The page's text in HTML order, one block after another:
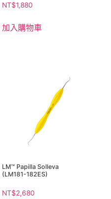
NT$1,880
加入購物車
LM™ Papilla Solleva
(LM181-182ES)
NT$2,680